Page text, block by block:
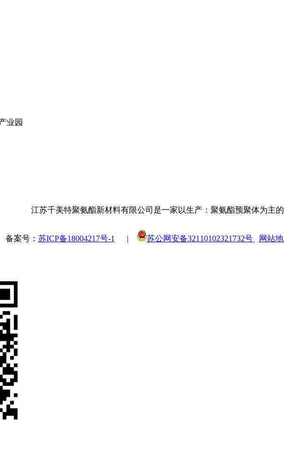
业园
江苏千美特聚氨酯新材料有限公司是一家以生产：聚氨酯预聚体为主
备案号： 苏ICP备18004217号-1 | 苏公网安备32110102321732号 网站